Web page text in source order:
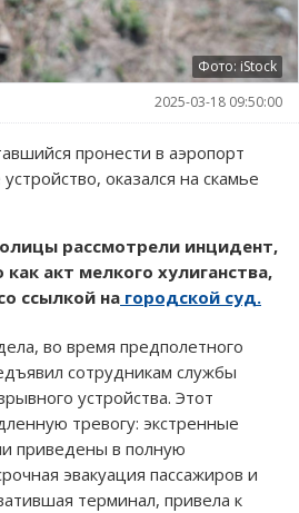
Фото: iStock
2025-03-18 09:50:00
пронести в аэропорт
оказался на скамье
рассмотрели инцидент,
акт мелкого хулиганства,
ссылкой на городской суд.
во время предполетного
сотрудникам службы
устройства. Этот
тревогу: экстренные
приведены в полную
эвакуация пассажиров и
терминал, привела к